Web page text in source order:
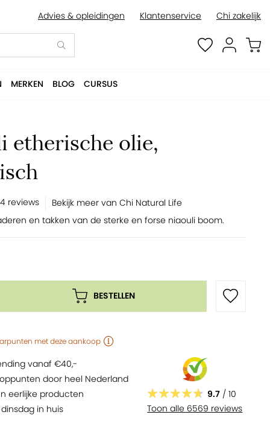
Advies & opleidingen Klantenservice Chi zakelijk
MERKEN BLOG CURSUS
etherische olie,
4 reviews
Bekijk meer van Chi Natural Life
en takken van de sterke en forse niaouli boom.
BESTELLEN
met deze aankoop
vanaf €40,-
door heel Nederland
eerlijke producten
dinsdag in huis
9.7 / 10
Toon alle 6569 reviews